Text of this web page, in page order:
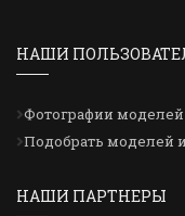
НАШИ
Фотографии моделей
Подобрать моделей
НАШИ ПАРТНЕРЫ